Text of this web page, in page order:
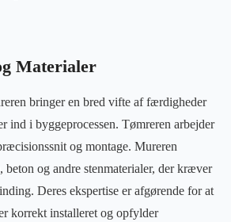
Materialer
bringer en bred vifte af færdigheder
ind i byggeprocessen. Tømreren arbejder
og montage. Mureren
beton og andre stenmaterialer, der kræver
Deres ekspertise er afgørende for at
korrekt installeret og opfylder